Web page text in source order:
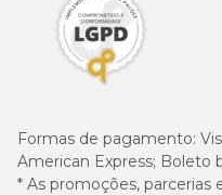
Formas de pagamento:
American Express; Boleto
* As promoções,